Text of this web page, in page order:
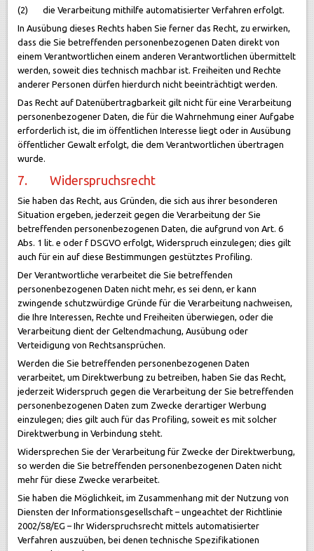
(2) die Verarbeitung mithilfe automatisierter Verfahren erfolgt.
In Ausübung dieses Rechts haben Sie ferner das Recht, zu erwirken,
dass die Sie betreffenden personenbezogenen Daten direkt von
einem Verantwortlichen einem anderen Verantwortlichen übermittelt
werden, soweit dies technisch machbar ist. Freiheiten und Rechte
anderer Personen dürfen hierdurch nicht beeinträchtigt werden.
Das Recht auf Datenübertragbarkeit gilt nicht für eine Verarbeitung
personenbezogener Daten, die für die Wahrnehmung einer Aufgabe
erforderlich ist, die im öffentlichen Interesse liegt oder in Ausübung
öffentlicher Gewalt erfolgt, die dem Verantwortlichen übertragen
wurde.
7. Widerspruchsrecht
Sie haben das Recht, aus Gründen, die sich aus ihrer besonderen
Situation ergeben, jederzeit gegen die Verarbeitung der Sie
betreffenden personenbezogenen Daten, die aufgrund von Art. 6
Abs. 1 lit. e oder f DSGVO erfolgt, Widerspruch einzulegen; dies gilt
auch für ein auf diese Bestimmungen gestütztes Profiling.
Der Verantwortliche verarbeitet die Sie betreffenden
personenbezogenen Daten nicht mehr, es sei denn, er kann
zwingende schutzwürdige Gründe für die Verarbeitung nachweisen,
die Ihre Interessen, Rechte und Freiheiten überwiegen, oder die
Verarbeitung dient der Geltendmachung, Ausübung oder
Verteidigung von Rechtsansprüchen.
Werden die Sie betreffenden personenbezogenen Daten
verarbeitet, um Direktwerbung zu betreiben, haben Sie das Recht,
jederzeit Widerspruch gegen die Verarbeitung der Sie betreffenden
personenbezogenen Daten zum Zwecke derartiger Werbung
einzulegen; dies gilt auch für das Profiling, soweit es mit solcher
Direktwerbung in Verbindung steht.
Widersprechen Sie der Verarbeitung für Zwecke der Direktwerbung,
so werden die Sie betreffenden personenbezogenen Daten nicht
mehr für diese Zwecke verarbeitet.
Sie haben die Möglichkeit, im Zusammenhang mit der Nutzung von
Diensten der Informationsgesellschaft – ungeachtet der Richtlinie
2002/58/EG – Ihr Widerspruchsrecht mittels automatisierter
Verfahren auszuüben, bei denen technische Spezifikationen